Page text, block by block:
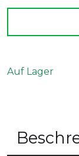
Auf Lager